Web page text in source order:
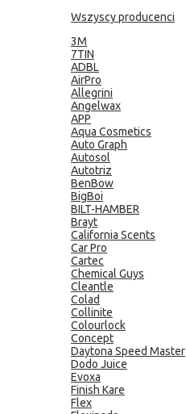
Wszyscy producenci
3M
7TIN
ADBL
AirPro
Allegrini
Angelwax
APP
Aqua Cosmetics
Auto Graph
Autosol
Autotriz
BenBow
BigBoi
BILT-HAMBER
Brayt
California Scents
Car Pro
Cartec
Chemical Guys
Cleantle
Colad
Collinite
Colourlock
Concept
Daytona Speed Master
Dodo Juice
Evoxa
Finish Kare
Flex